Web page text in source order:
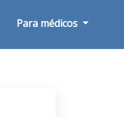
Para médicos